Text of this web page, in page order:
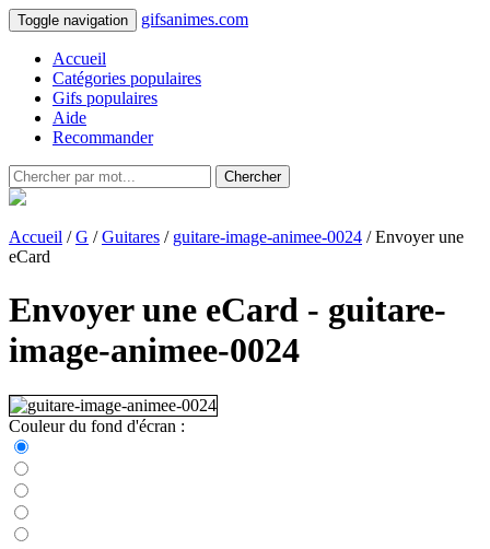
Toggle navigation gifsanimes.com
Accueil
Catégories populaires
Gifs populaires
Aide
Recommander
Chercher
Accueil /G /Guitares / guitare-image-animee-0024 / Envoyer une
eCard
Envoyer une eCard - guitare-
image-animee-0024
Couleur du fond d'écran :